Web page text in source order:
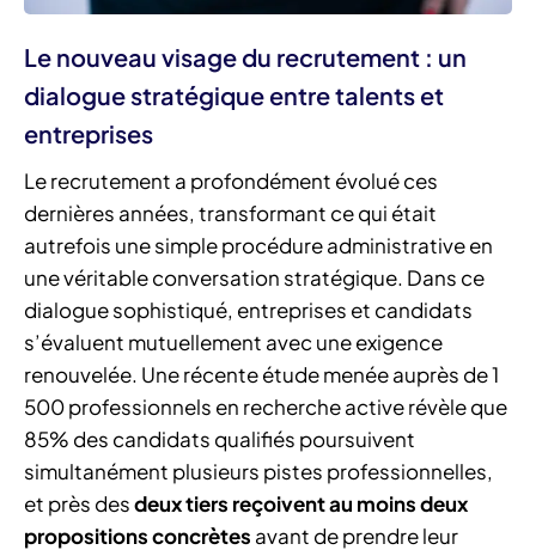
Le nouveau visage du recrutement : un
dialogue stratégique entre talents et
entreprises
Le recrutement a profondément évolué ces
dernières années, transformant ce qui était
autrefois une simple procédure administrative en
une véritable conversation stratégique. Dans ce
dialogue sophistiqué, entreprises et candidats
s’évaluent mutuellement avec une exigence
renouvelée. Une récente étude menée auprès de 1
500 professionnels en recherche active révèle que
85% des candidats qualifiés poursuivent
simultanément plusieurs pistes professionnelles,
et près desdeux tiers reçoivent au moins deux
propositions concrètes avant de prendre leur